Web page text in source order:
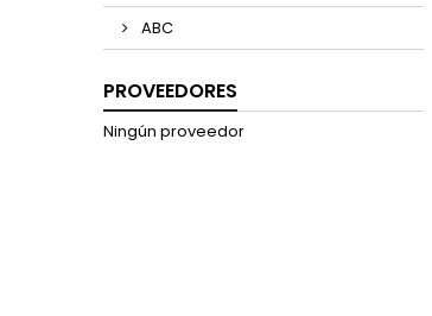
ABC
PROVEEDORES
Ningún proveedor